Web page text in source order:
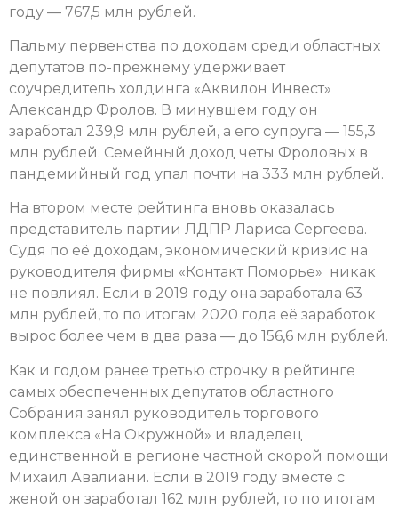
году — 767,5 млн рублей.
Пальму первенства по доходам среди областных
депутатов по-прежнему удерживает
соучредитель холдинга «Аквилон Инвест»
Александр Фролов. В минувшем году он
заработал 239,9 млн рублей, а его супруга — 155,3
млн рублей. Семейный доход четы Фроловых в
пандемийный год упал почти на 333 млн рублей.
На втором месте рейтинга вновь оказалась
представитель партии ЛДПР Лариса Сергеева.
Судя по её доходам, экономический кризис на
руководителя фирмы «Контакт Поморье» никак
не повлиял. Если в 2019 году она заработала 63
млн рублей, то по итогам 2020 года её заработок
вырос более чем в два раза — до 156,6 млн рублей.
Как и годом ранее третью строчку в рейтинге
самых обеспеченных депутатов областного
Собрания занял руководитель торгового
комплекса «На Окружной» и владелец
единственной в регионе частной скорой помощи
Михаил Авалиани. Если в 2019 году вместе с
женой он заработал 162 млн рублей, то по итогам